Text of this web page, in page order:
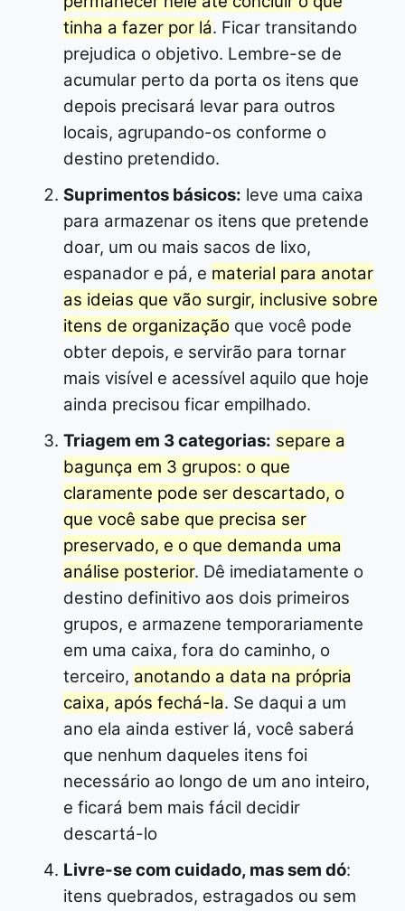
tinha a fazer por lá. Ficar transitando
prejudica o objetivo. Lembre-se de
acumular perto da porta os itens que
depois precisará levar para outros
locais, agrupando-os conforme o
destino pretendido.
Suprimentos básicos: leve uma caixa
para armazenar os itens que pretende
doar, um ou mais sacos de lixo,
espanador e pá, e material para anotar
as ideias que vão surgir, inclusive sobre
itens de organizaçãoque você pode
obter depois, e servirão para tornar
mais visível e acessível aquilo que hoje
ainda precisou ficar empilhado.
Triagem em 3 categorias: separe a
bagunça em 3 grupos: o que
claramente pode ser descartado, o
que você sabe que precisa ser
preservado, e o que demanda uma
análise posterior. Dê imediatamente o
destino definitivo aos dois primeiros
grupos, e armazene temporariamente
em uma caixa, fora do caminho, o
terceiro, anotando a data na própria
caixa, após fechá-la. Se daqui a um
ano ela ainda estiver lá, você saberá
que nenhum daqueles itens foi
necessário ao longo de um ano inteiro,
e ficará bem mais fácil decidir
descartá-lo
Livre-se com cuidado, mas sem dó:
itens quebrados, estragados ou sem